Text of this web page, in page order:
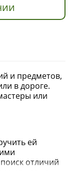
и предметов,
в дороге.
или
ей
отличий
- это